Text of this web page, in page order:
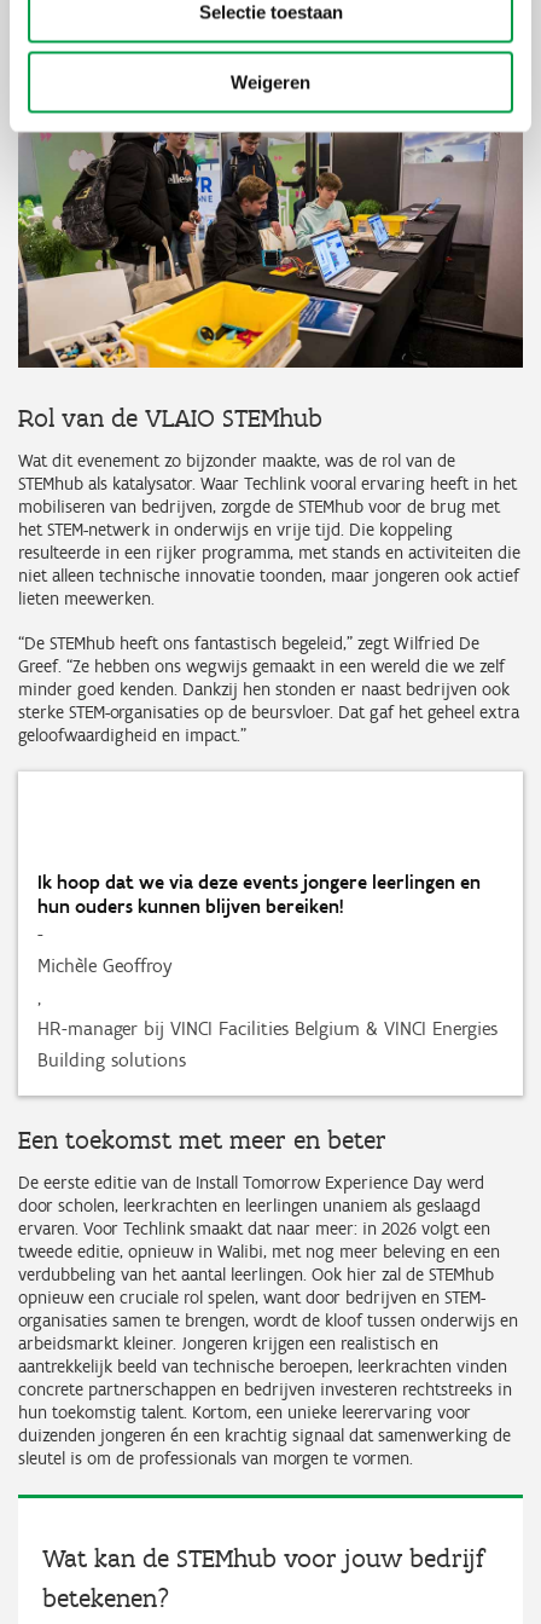
Selectie toestaan
Weigeren
TWA-teamcoördinator
Rol van de VLAIO STEMhub
Wat dit evenement zo bijzonder maakte, was de rol van de
STEMhub als katalysator. Waar Techlink vooral ervaring heeft in het
mobiliseren van bedrijven, zorgde de STEMhub voor de brug met
het STEM-netwerk in onderwijs en vrije tijd. Die koppeling
resulteerde in een rijker programma, met stands en activiteiten die
niet alleen technische innovatie toonden, maar jongeren ook actief
lieten meewerken.
“De STEMhub heeft ons fantastisch begeleid,” zegt Wilfried De
Greef. “Ze hebben ons wegwijs gemaakt in een wereld die we zelf
minder goed kenden. Dankzij hen stonden er naast bedrijven ook
sterke STEM-organisaties op de beursvloer. Dat gaf het geheel extra
geloofwaardigheid en impact.”
Ik hoop dat we via deze events jongere leerlingen en
hun ouders kunnen blijven bereiken!
-
Michèle Geoffroy
HR-manager bij VINCI Facilities Belgium & VINCI Energies
Building solutions
Een toekomst met meer en beter
De eerste editie van de Install Tomorrow Experience Day werd
door scholen, leerkrachten en leerlingen unaniem als geslaagd
ervaren. Voor Techlink smaakt dat naar meer: in 2026 volgt een
tweede editie, opnieuw in Walibi, met nog meer beleving en een
verdubbeling van het aantal leerlingen. Ook hier zal de STEMhub
opnieuw een cruciale rol spelen, want door bedrijven en STEM-
organisaties samen te brengen, wordt de kloof tussen onderwijs en
arbeidsmarkt kleiner. Jongeren krijgen een realistisch en
aantrekkelijk beeld van technische beroepen, leerkrachten vinden
concrete partnerschappen en bedrijven investeren rechtstreeks in
hun toekomstig talent. Kortom, een unieke leerervaring voor
duizenden jongeren én een krachtig signaal dat samenwerking de
sleutel is om de professionals van morgen te vormen.
Wat kan de STEMhub voor jouw bedrijf
betekenen?